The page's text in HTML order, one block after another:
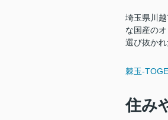
埼玉県川
な国産の
選び抜か
棘玉-
住み